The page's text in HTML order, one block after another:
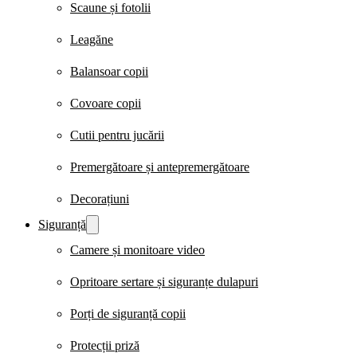
Scaune și fotolii
Leagăne
Balansoar copii
Covoare copii
Cutii pentru jucării
Premergătoare și antepremergătoare
Decorațiuni
Siguranță
Camere și monitoare video
Opritoare sertare și siguranțe dulapuri
Porți de siguranță copii
Protecții priză